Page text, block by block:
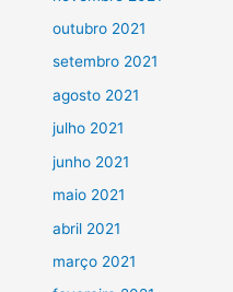
outubro 2021
setembro 2021
agosto 2021
julho 2021
junho 2021
maio 2021
abril 2021
março 2021